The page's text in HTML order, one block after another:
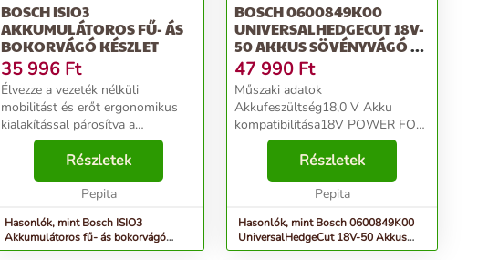
BOSCH ISIO3
AKKUMULÁTOROS FŰ- ÁS
BOKORVÁGÓ KÉSZLET
35 996 Ft
Élvezze a vezeték nélküli
mobilitást és erőt ergonomikus
kialakítással párosítva a
fáradságmentes vágásértA
nélkülözhetetlen kerti segítőtárs –
az akkus ISIO lenyűgöző
multifunkcionális szerszám, mely...
Részletek
Pepita
Hasonlók, mint Bosch ISIO3
Akkumulátoros fű- ás bokorvágó
készlet
BOSCH 0600849K00
UNIVERSALHEDGECUT 18V-
50 AKKUS SÖVÉNYVÁGÓ ÉS
FŰN...
47 990 Ft
Műszaki adatok
Akkufeszültség18,0 V Akku
kompatibilitása18V POWER FOR
ALL ALLIANCE Ajánlott akku>=
1,5 Ah Szükséges
akkukapacitás2.5 Ah Akkutöltési
idő1 h Akkutöltési idő60 perc
Részletek
Pepita
Hasonlók, mint Bosch 0600849K00
UniversalHedgeCut 18V-50 Akkus
sövényvágó és fűn...